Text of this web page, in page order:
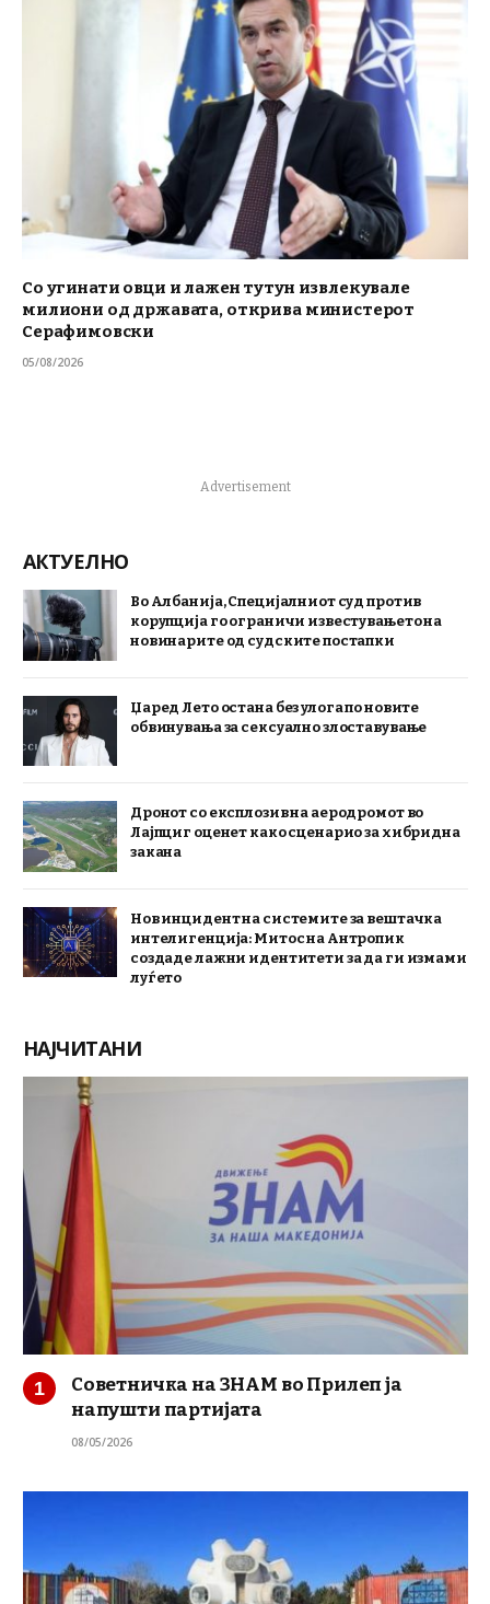
Со угинати овци и лажен тутун извлекувале
милиони од државата, открива министерот
Серафимовски
05/08/2026
Advertisement
АКТУЕЛНО
Во Албанија, Специјалниот суд против
корупција го ограничи известувањето на
новинарите од судските постапки
Џаред Лето остана без улога по новите
обвинувања за сексуално злоставување
Дронот со експлозив на аеродромот во
Лајпциг оценет како сценарио за хибридна
закана
Нов инцидент на системите за вештачка
интелигенција: Митос на Антропик
создаде лажни идентитети за да ги измами
луѓето
НАЈЧИТАНИ
Советничка на ЗНАМ во Прилеп ја
напушти партијата
08/05/2026